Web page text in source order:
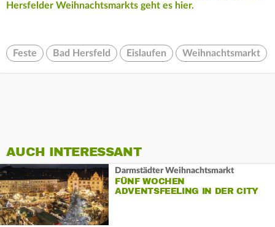
Hersfelder Weihnachtsmarkts geht es hier.
Feste Bad Hersfeld Eislaufen Weihnachtsmarkt
AUCH INTERESSANT
Darmstädter Weihnachtsmarkt
FÜNF WOCHEN
ADVENTSFEELING IN DER CITY